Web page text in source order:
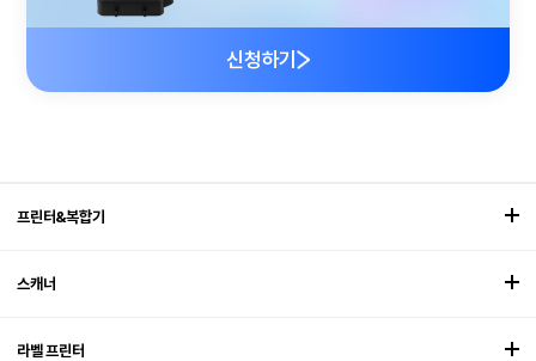
신청하기
프린터&복합기
스캐너
라벨 프린터